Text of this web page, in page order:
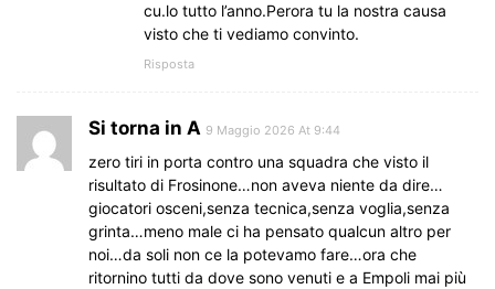
cu.lo tutto l’anno.Perora tu la nostra causa
visto che ti vediamo convinto.
Risposta
Si torna in A 9 Maggio 2026 At 9:44
zero tiri in porta contro una squadra che visto il
risultato di Frosinone…non aveva niente da dire…
giocatori osceni,senza tecnica,senza voglia,senza
grinta…meno male ci ha pensato qualcun altro per
noi…da soli non ce la potevamo fare…ora che
ritornino tutti da dove sono venuti e a Empoli mai più